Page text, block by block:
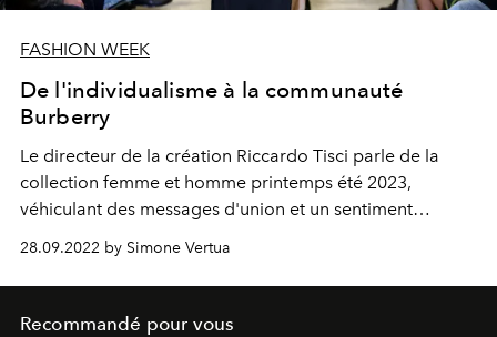
FASHION WEEK
De l'individualisme à la communauté
Burberry
Le directeur de la création Riccardo Tisci parle de la
collection femme et homme printemps été 2023,
véhiculant des messages d'union et un sentiment
d'appartenance.
28.09.2022 by Simone Vertua
Recommandé pour vous